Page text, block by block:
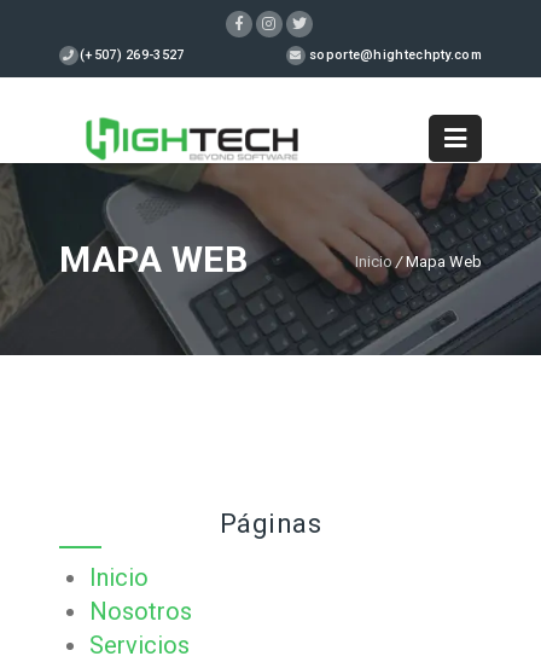
(+507) 269-3527 soporte@hightechpty.com
MAPA WEB Inicio / Mapa Web
Páginas
Inicio
Nosotros
Servicios